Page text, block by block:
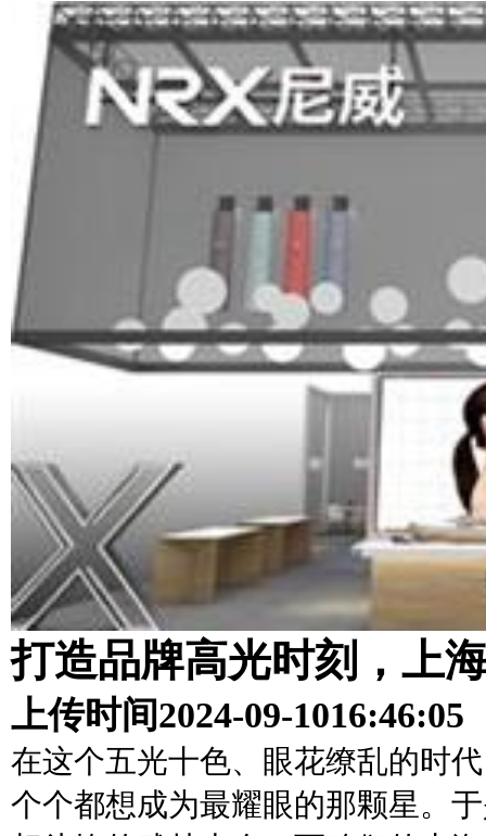
打造品牌高光时刻，上
上传时间2024-09-1016:46:05
在这个五光十色、眼花缭乱的时
个个都想成为最耀眼的那颗星。